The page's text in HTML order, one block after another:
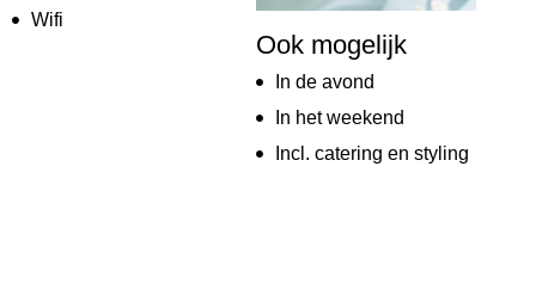
Wifi
Ook mogelijk
In de avond
In het weekend
Incl. catering en styling